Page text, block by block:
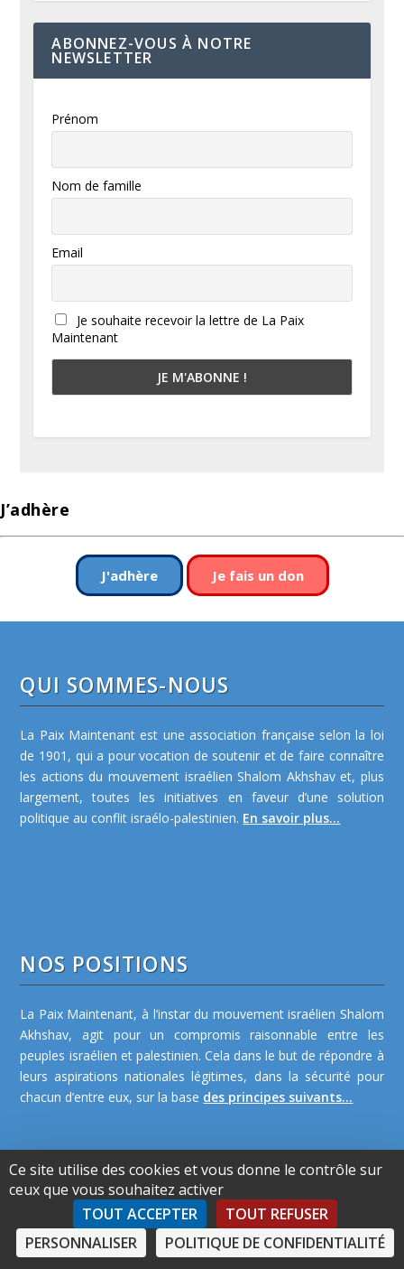
ABONNEZ-VOUS À NOTRE
NEWSLETTER
Prénom
Nom de famille
Email
Je souhaite recevoir la lettre de La Paix
Maintenant
J’adhère
J'adhère Je fais un don
QUI SOMMES-NOUS
La Paix Maintenant est une association française selon la loi
de 1901, qui a pour vocation de soutenir et de faire connaître
les actions du mouvement israélien Shalom Akhshav et, plus
largement, toutes les initiatives en faveur d’une solution
politique au conflit israélo-palestinien. En savoir plus...
NOS POSITIONS
La Paix Maintenant, à l’instar du mouvement israélien Shalom
Akhshav, agit pour un compromis raisonnable entre les
peuples israélien et palestinien. Cela dans le but de répondre à
leurs aspirations nationales légitimes, dans la sécurité pour
chacun d’entre eux, sur la base des principes suivants...
NOS ACTIONS
Ce site utilise des cookies et vous donne le contrôle sur
ceux que vous souhaitez activer
TOUT ACCEPTER
TOUT REFUSER
PERSONNALISER
POLITIQUE DE CONFIDENTIALITÉ